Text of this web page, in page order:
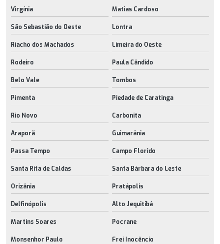
Virgínia Matias Cardoso
São Sebastião do Oeste Lontra
Riacho dos Machados Limeira do Oeste
Rodeiro Paula Cândido
Belo Vale Tombos
Pimenta Piedade de Caratinga
Rio Novo Carbonita
Araporã Guimarânia
Passa Tempo Campo Florido
Santa Rita de Caldas Santa Bárbara do Leste
Orizânia Pratápolis
Delfinópolis Alto Jequitibá
Martins Soares Pocrane
Monsenhor Paulo Frei Inocêncio